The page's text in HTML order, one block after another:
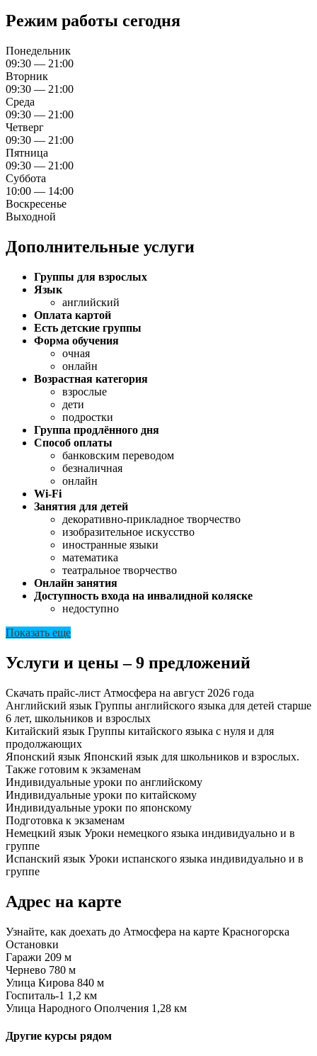
Режим работы сегодня
Понедельник
09:30 — 21:00
Вторник
09:30 — 21:00
Среда
09:30 — 21:00
Четверг
09:30 — 21:00
Пятница
09:30 — 21:00
Суббота
10:00 — 14:00
Воскресенье
Выходной
Дополнительные услуги
Группы для взрослых
Язык
английский
Оплата картой
Есть детские группы
Форма обучения
очная
онлайн
Возрастная категория
взрослые
дети
подростки
Группа продлённого дня
Способ оплаты
банковским переводом
безналичная
онлайн
Wi-Fi
Занятия для детей
декоративно-прикладное творчество
изобразительное искусство
иностранные языки
математика
театральное творчество
Онлайн занятия
Доступность входа на инвалидной коляске
недоступно
Показать еще
Услуги и цены – 9 предложений
Скачать прайс-лист Атмосфера на август 2026 года
Английский язык Группы английского языка для детей старше
6 лет, школьников и взрослых
Китайский язык Группы китайского языка с нуля и для
продолжающих
Японский язык Японский язык для школьников и взрослых.
Также готовим к экзаменам
Индивидуальные уроки по английскому
Индивидуальные уроки по китайскому
Индивидуальные уроки по японскому
Подготовка к экзаменам
Немецкий язык Уроки немецкого языка индивидуально и в
группе
Испанский язык Уроки испанского языка индивидуально и в
группе
Адрес на карте
Узнайте, как доехать до Атмосфера на карте Красногорска
Остановки
Гаражи 209 м
Чернево 780 м
Улица Кирова 840 м
Госпиталь-1 1,2 км
Улица Народного Ополчения 1,28 км
Другие курсы рядом